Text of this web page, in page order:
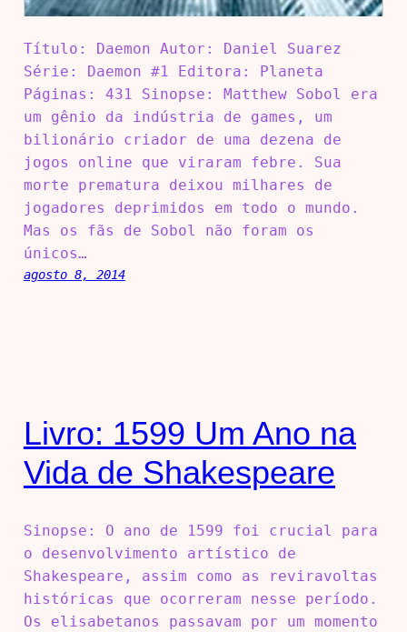
Título: Daemon Autor: Daniel Suarez
Série: Daemon #1 Editora: Planeta
Páginas: 431 Sinopse: Matthew Sobol era
um gênio da indústria de games, um
bilionário criador de uma dezena de
jogos online que viraram febre. Sua
morte prematura deixou milhares de
jogadores deprimidos em todo o mundo.
Mas os fãs de Sobol não foram os
únicos…
agosto 8, 2014
Livro: 1599 Um Ano na
Vida de Shakespeare
Sinopse: O ano de 1599 foi crucial para
o desenvolvimento artístico de
Shakespeare, assim como as reviravoltas
históricas que ocorreram nesse período.
Os elisabetanos passavam por um momento